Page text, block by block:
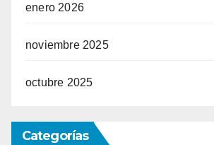
enero 2026
noviembre 2025
octubre 2025
Categorías